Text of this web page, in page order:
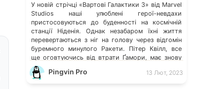
У новій стрічці «Вартові Галактики 3» від Marvel
Studios наші улюблені герої-невдахи
пристосовуються до буденності на космічній
станції Ніденія. Однак незабаром їхні життя
перевертаються з ніг на голову через відгомін
буремного минулого Ракети. Пітер Квілл, все
ще оговтуючись від втрати Ґамори, має знову
об’єднати команду, щоб захистити всесвіт та
одного з них. Якщо ця місія […]
Pingvin Pro 13 Лют, 2023